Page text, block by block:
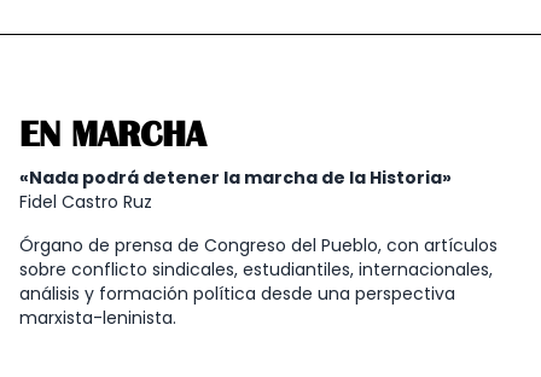
EN MARCHA
«Nada podrá detener la marcha de la Historia»
Fidel Castro Ruz
Órgano de prensa de Congreso del Pueblo, con artículos
sobre conflicto sindicales, estudiantiles, internacionales,
análisis y formación política desde una perspectiva
marxista-leninista.